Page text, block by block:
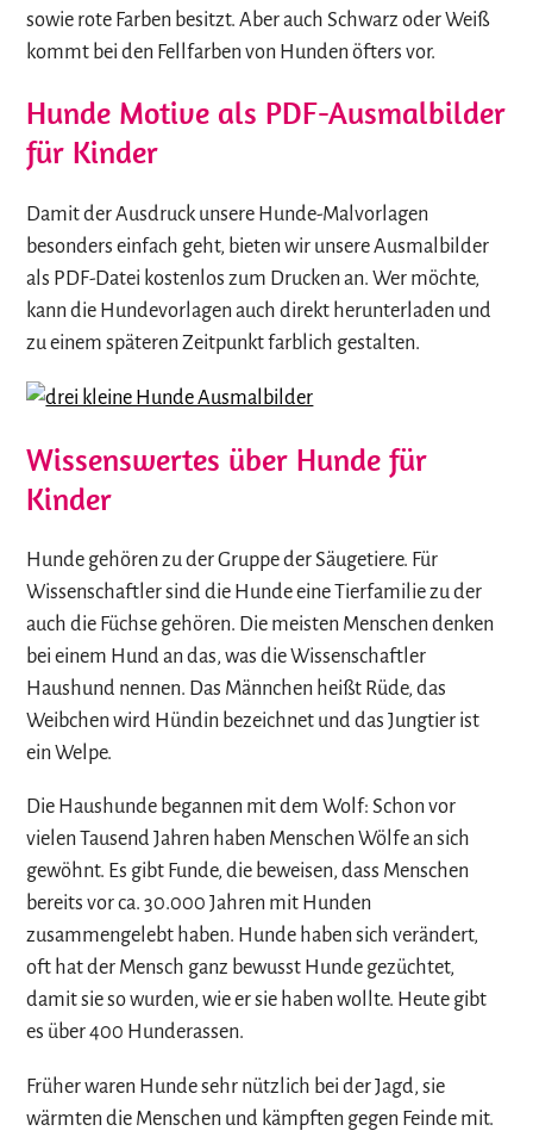
sowie rote Farben besitzt. Aber auch Schwarz oder Weiß
kommt bei den Fellfarben von Hunden öfters vor.
Hunde Motive als PDF-Ausmalbilder
für Kinder
Damit der Ausdruck unsere Hunde-Malvorlagen
besonders einfach geht, bieten wir unsere Ausmalbilder
als PDF-Datei kostenlos zum Drucken an. Wer möchte,
kann die Hundevorlagen auch direkt herunterladen und
zu einem späteren Zeitpunkt farblich gestalten.
Wissenswertes über Hunde für
Kinder
Hunde gehören zu der Gruppe der Säugetiere. Für
Wissenschaftler sind die Hunde eine Tierfamilie zu der
auch die Füchse gehören. Die meisten Menschen denken
bei einem Hund an das, was die Wissenschaftler
Haushund nennen. Das Männchen heißt Rüde, das
Weibchen wird Hündin bezeichnet und das Jungtier ist
ein Welpe.
Die Haushunde begannen mit dem Wolf: Schon vor
vielen Tausend Jahren haben Menschen Wölfe an sich
gewöhnt. Es gibt Funde, die beweisen, dass Menschen
bereits vor ca. 30.000 Jahren mit Hunden
zusammengelebt haben. Hunde haben sich verändert,
oft hat der Mensch ganz bewusst Hunde gezüchtet,
damit sie so wurden, wie er sie haben wollte. Heute gibt
es über 400 Hunderassen.
Früher waren Hunde sehr nützlich bei der Jagd, sie
wärmten die Menschen und kämpften gegen Feinde mit.